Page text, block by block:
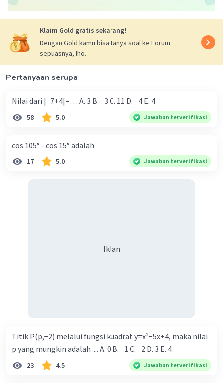
Klaim Gold gratis sekarang!
Dengan Gold kamu bisa tanya soal ke Forum
sepuasnya, lho.
Pertanyaan serupa
Nilai dari |−7+4|=… A. 3 B. −3 C. 11 D. −4 E. 4
58 5.0 Jawaban terverifikasi
cos 105° - cos 15° adalah
17 5.0 Jawaban terverifikasi
Iklan
Titik P(p,−2) melalui fungsi kuadrat y=x²−5x+4, maka nilai
p yang mungkin adalah .... A. 0 B. −1 C. −2 D. 3 E. 4
23 4.5 Jawaban terverifikasi